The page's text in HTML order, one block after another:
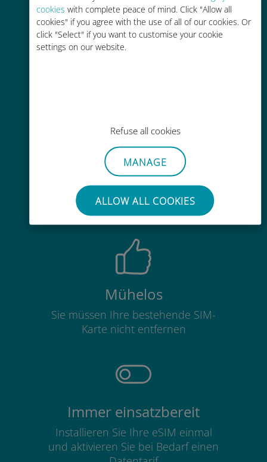
cookies with complete peace of mind. Click "Allow all
cookies" if you agree with the use of all of our cookies. Or
click "Select" if you want to customise your cookie
settings on our website.
Refuse all cookies
MANAGE
ALLOW ALL COOKIES
Kostengünstig
Einfaches Aufladen
Überall über die Ubigi-App, auch
ohne WLAN oder Datenguthaben
Mühelos
Sie müssen Ihre bestehende SIM-
Karte nicht entfernen
Immer einsatzbereit
Installieren Sie Ihre eSIM einmal
und aktivieren Sie bei Bedarf einen